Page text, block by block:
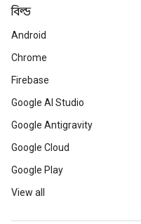
বিল্ড
Android
Chrome
Firebase
Google AI Studio
Google Antigravity
Google Cloud
Google Play
View all